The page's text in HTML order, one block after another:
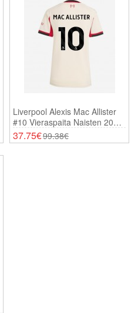
Liverpool Alexis Mac Allister
#10 Vieraspaita Naisten 2025-
26 Lyhythihainen
37.75€99.38€